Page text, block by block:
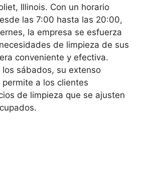
Illinois. Con un horario
las 7:00 hasta las 20:00,
la empresa se esfuerza
de limpieza de sus
conveniente y efectiva.
sábados, su extenso
a los clientes
de limpieza que se ajusten